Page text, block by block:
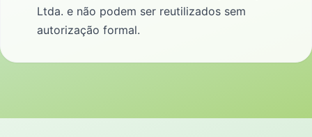
Ltda. e não podem ser reutilizados sem
autorização formal.